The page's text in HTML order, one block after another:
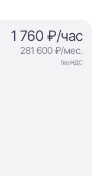
1 760 ₽/час
281 600 ₽/мес.
без НДС